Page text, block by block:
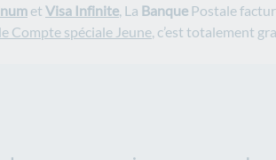
et Visa Infinite, La Banque Postale
Compte spéciale Jeune, c’est totalement